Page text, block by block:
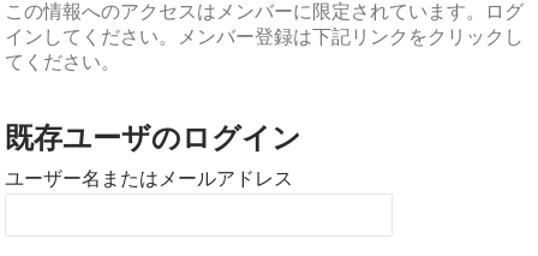
この情報へのアクセスはメンバーに限定されています。ログ
インしてください。メンバー登録は下記リンクをクリックし
てください。
既存ユーザのログイン
ユーザー名またはメールアドレス